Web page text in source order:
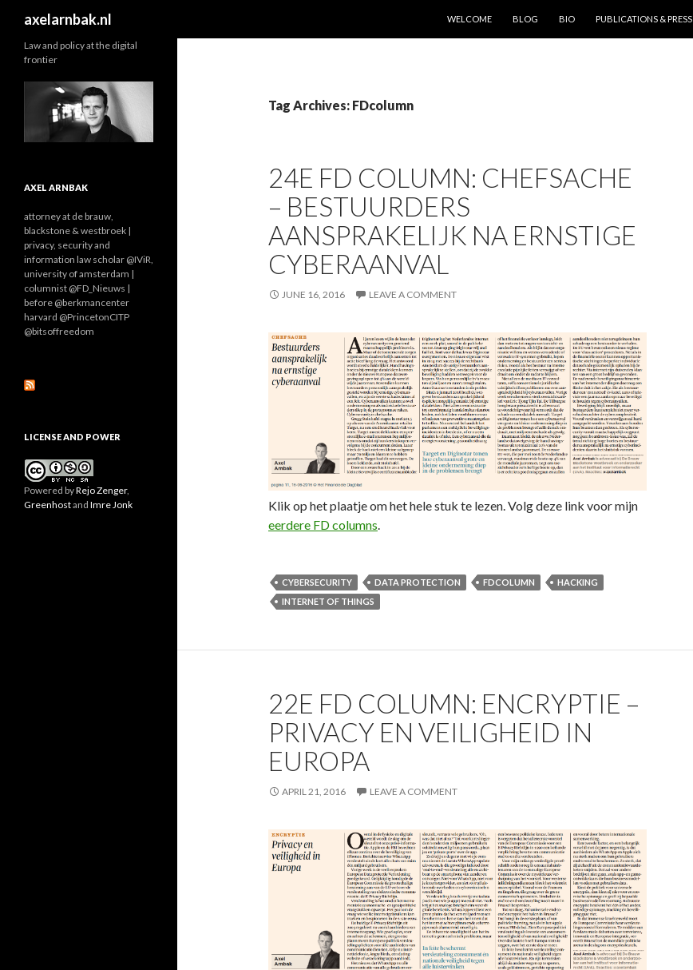
axelarnbak.nl
WELCOME
BLOG BIO PUBLICATIONS & PRESS
Tag Archives: FDcolumn
24E FD COLUMN: CHEFSACHE
– BESTUURDERS
AANSPRAKELIJK NA ERNSTIGE
CYBERAANVAL
JUNE 16, 2016 LEAVE A COMMENT
Klik op het plaatje om het hele stuk te lezen. Volg deze link voor mijn
eerdere FD columns.
CYBERSECURITY DATA PROTECTION FDCOLUMN
HACKING
INTERNET OF THINGS
22E FD COLUMN: ENCRYPTIE –
PRIVACY EN VEILIGHEID IN
EUROPA
APRIL 21, 2016 LEAVE A COMMENT
Law and policy at the digital
frontier
AXEL ARNBAK
attorney at de brauw,
blackstone & westbroek |
privacy, security and
information law scholar @IViR,
university of amsterdam |
columnist @FD_Nieuws |
before @berkmancenter
harvard @PrincetonCITP
@bitsoffreedom
LICENSE AND POWER
Powered byRejo Zenger,
Greenhostand Imre Jonk